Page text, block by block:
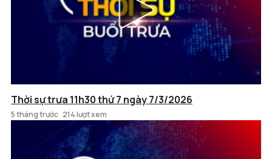
Thời sự trưa 11h30 thứ 7 ngày 7/3/2026
5 tháng trước 214 lượt xem